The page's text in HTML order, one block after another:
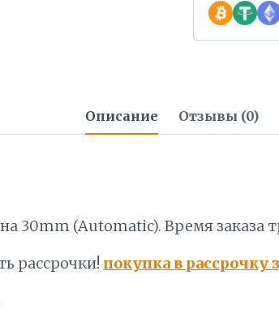
Описание Отзывы (0)
30mm (Automatic). Время заказа
рассрочки! покупка в рассрочку